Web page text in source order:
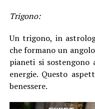
Trigono:
Un trigono, in
che formano un
pianeti si sostengono
energie. Questo
benessere.